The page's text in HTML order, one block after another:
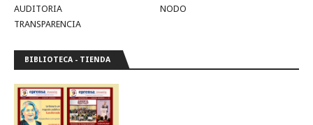
AUDITORIA
NODO
TRANSPARENCIA
BIBLIOTECA - TIENDA